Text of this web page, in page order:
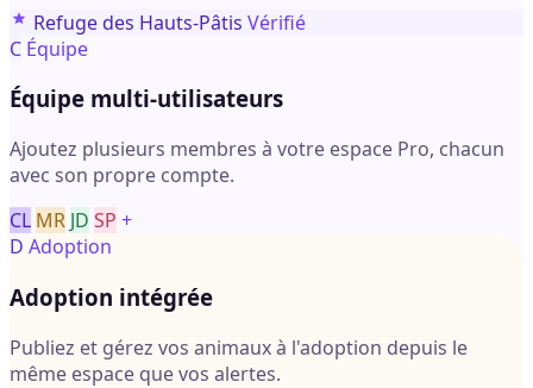
Refuge des Hauts-Pâtis Vérifié
C Équipe
Équipe multi-utilisateurs
Ajoutez plusieurs membres à votre espace Pro, chacun
avec son propre compte.
CL MR JD SP +
D Adoption
Adoption intégrée
Publiez et gérez vos animaux à l'adoption depuis le
même espace que vos alertes.